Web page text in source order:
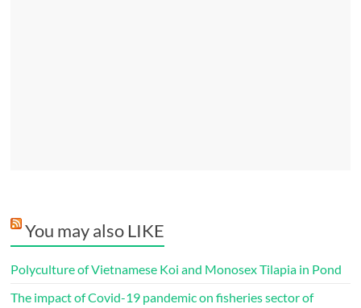
You may also LIKE
Polyculture of Vietnamese Koi and Monosex Tilapia in Pond
The impact of Covid-19 pandemic on fisheries sector of